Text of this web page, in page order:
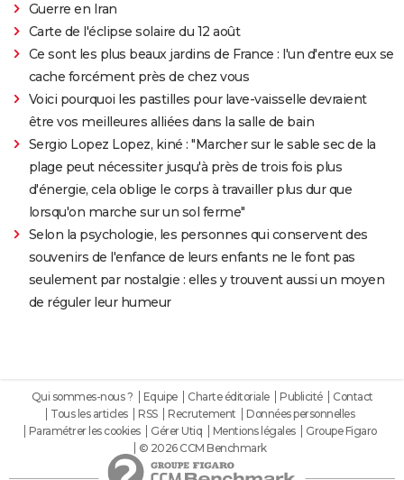
Guerre en Iran
Carte de l'éclipse solaire du 12 août
Ce sont les plus beaux jardins de France : l'un d'entre eux se
cache forcément près de chez vous
Voici pourquoi les pastilles pour lave-vaisselle devraient
être vos meilleures alliées dans la salle de bain
Sergio Lopez Lopez, kiné : "Marcher sur le sable sec de la
plage peut nécessiter jusqu'à près de trois fois plus
d'énergie, cela oblige le corps à travailler plus dur que
lorsqu'on marche sur un sol ferme"
Selon la psychologie, les personnes qui conservent des
souvenirs de l'enfance de leurs enfants ne le font pas
seulement par nostalgie : elles y trouvent aussi un moyen
de réguler leur humeur
Qui sommes-nous ? Equipe Charte éditoriale Publicité
Contact
Tous les articles
RSS Recrutement
Données personnelles
Paramétrer les cookies
Gérer Utiq Mentions légales
Groupe Figaro
© 2026 CCM Benchmark